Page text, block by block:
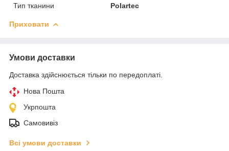
Тип тканини
Polartec
Приховати
Умови доставки
Доставка здійснюється тільки по передоплаті.
Нова Пошта
Укрпошта
Самовивіз
Всі умови доставки